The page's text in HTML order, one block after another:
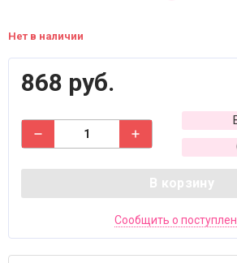
Нет в наличии
868 руб.
В корзину
Сообщить о